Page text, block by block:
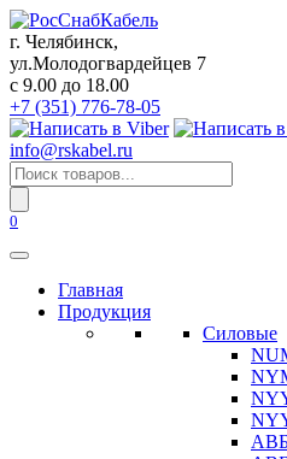
Перейти
к
содержанию
г. Челябинск,
ул.Молодогвардейцев 7
c 9.00 до 18.00
+7 (351) 776-78-05
info@rskabel.ru
Поиск
товаров
0
Главная
Продукция
Силовые